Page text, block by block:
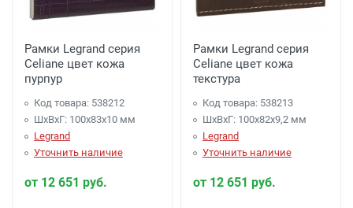
Рамки Legrand серия
Celiane цвет кожа
пурпур
Код товара: 538212
ШхВхГ: 100x83x10 мм
Legrand
Уточнить наличие
от 12 651 руб.
Рамки Legrand серия
Celiane цвет кожа
текстура
Код товара: 538213
ШхВхГ: 100x82x9,2 мм
Legrand
Уточнить наличие
от 12 651 руб.